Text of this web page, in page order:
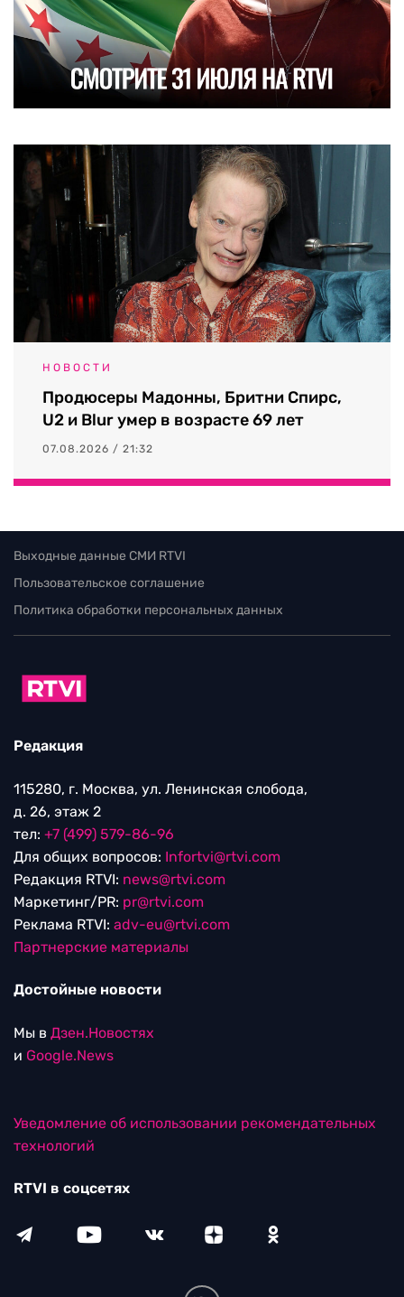
НОВОСТИ
Продюсеры Мадонны, Бритни Спирс,
U2 и Blur умер в возрасте 69 лет
07.08.2026 / 21:32
Выходные данные СМИ RTVI
Пользовательское соглашение
Политика обработки персональных данных
Редакция
115280, г. Москва, ул. Ленинская слобода,
д. 26, этаж 2
тел: +7 (499) 579-86-96
Для общих вопросов: Infortvi@rtvi.com
Редакция RTVI: news@rtvi.com
Маркетинг/PR: pr@rtvi.com
Реклама RTVI: adv-eu@rtvi.com
Партнерские материалы
Достойные новости
Мы в Дзен.Новостях
и Google.News
Уведомление об использовании рекомендательных
технологий
RTVI в соцсетях